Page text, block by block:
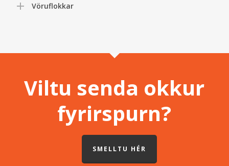
Vöruflokkar
Viltu senda okkur
fyrirspurn?
SMELLTU HÉR